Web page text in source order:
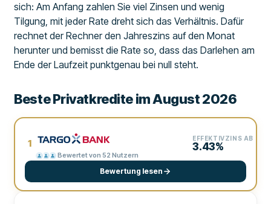
sich: Am Anfang zahlen Sie viel Zinsen und wenig
Tilgung, mit jeder Rate dreht sich das Verhältnis. Dafür
rechnet der Rechner den Jahreszins auf den Monat
herunter und bemisst die Rate so, dass das Darlehen am
Ende der Laufzeit punktgenau bei null steht.
Beste Privatkredite im August 2026
1
Bewertet von 52 Nutzern
EFFEKTIVZINS AB
3.43%
Bewertung lesen